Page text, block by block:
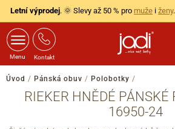
Letní výprodej. 🌞 Slevy až 50 % pro muže i ženy.
Menu Kontakt
Úvod / Pánská obuv / Polobotky /
RIEKER HNĚDÉ PÁNSKÉ
16950-24